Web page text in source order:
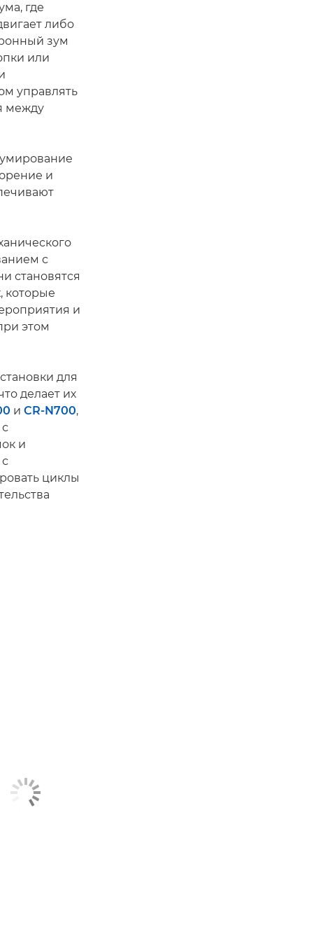
где
либо
зум
или
управлять
между
и
с
становятся
которые
и
этом
для
делает их
и CR-N700,
и
циклы